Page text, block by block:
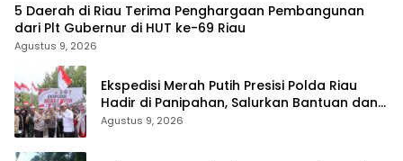
5 Daerah di Riau Terima Penghargaan Pembangunan
dari Plt Gubernur di HUT ke-69 Riau
Agustus 9, 2026
Ekspedisi Merah Putih Presisi Polda Riau
Hadir di Panipahan, Salurkan Bantuan dan
Layanan Kesehatan
Agustus 9, 2026